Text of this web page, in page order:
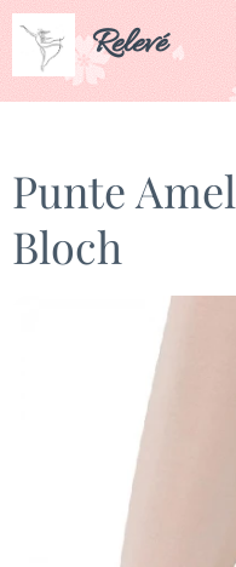
Relevé
Punte
Bloch